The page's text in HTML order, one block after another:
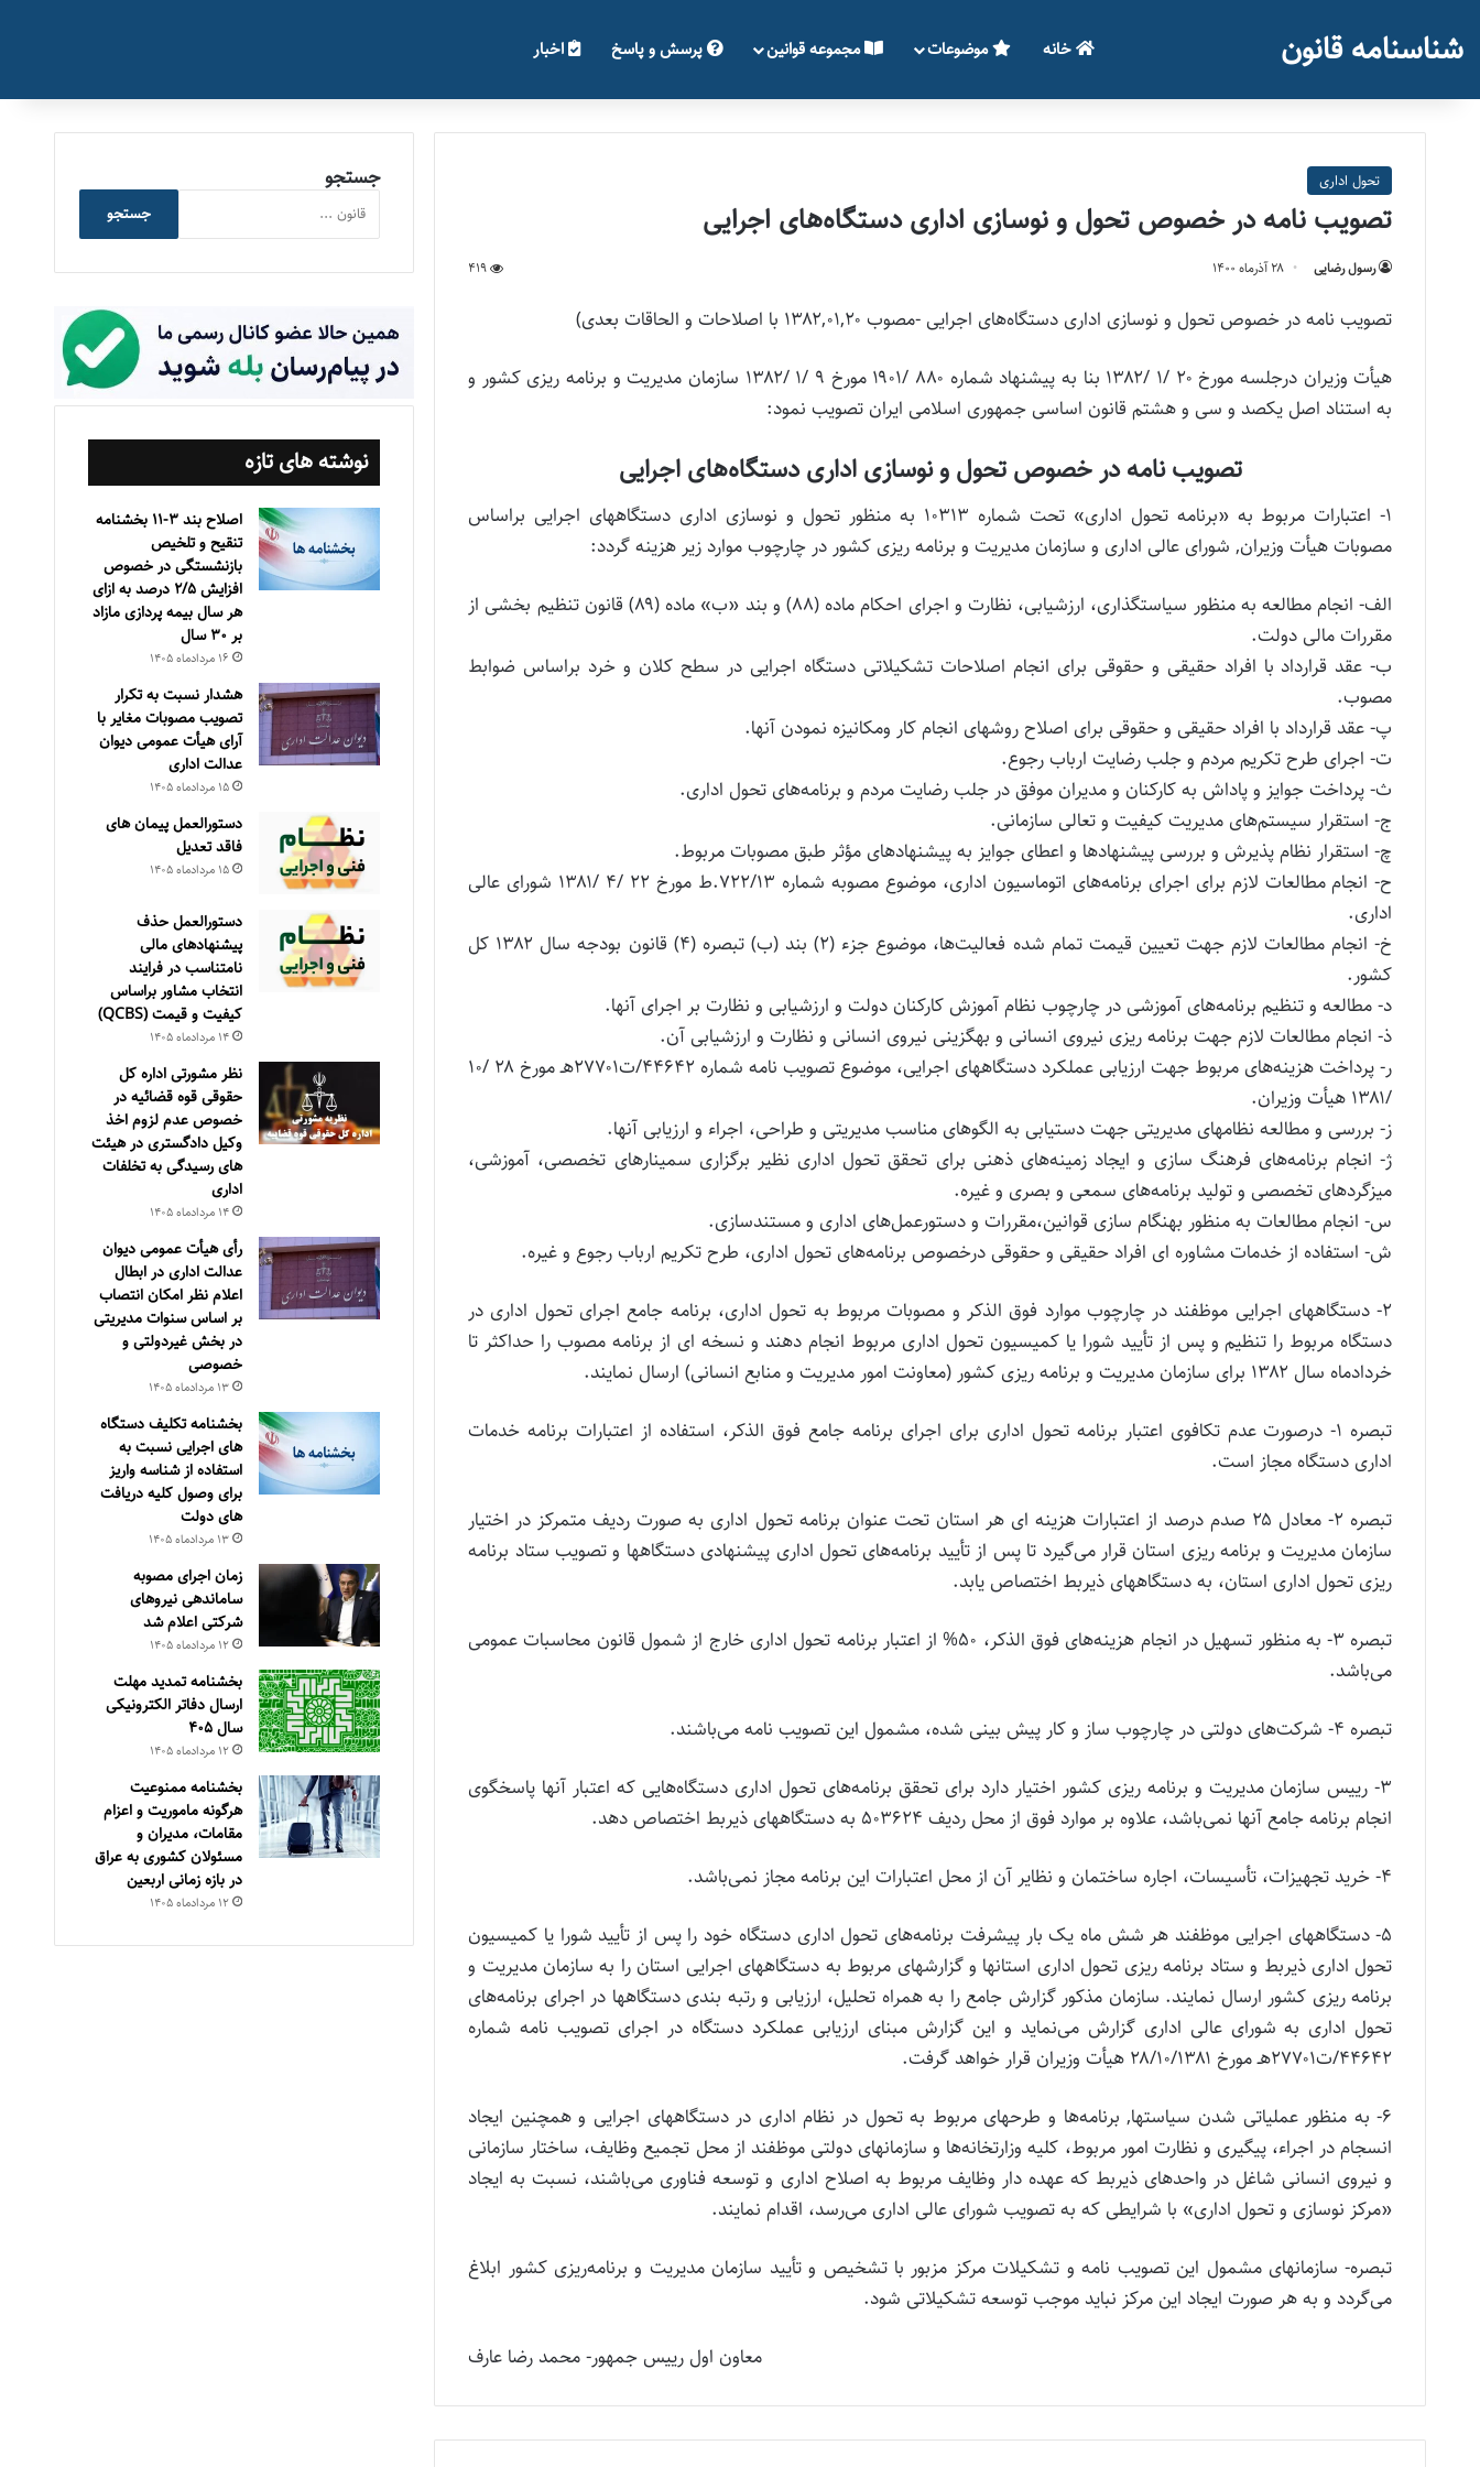
شناسنامه قانون خانه موضوعات مجموعه قوانین پرسش و پاسخ اخبار
تحول اداری
تصویب نامه در خصوص تحول و نوسازی اداری دستگاه‌های اجرایی
رسول رضایی ۲۸ آذر‌ماه ۱۴۰۰ 419
تصویب نامه در خصوص تحول و نوسازی اداری دستگاه‌های اجرایی -مصوب ۱۳۸۲,۰۱,۲۰ با اصلاحات و الحاقات بعدی)
هیأ‌ت و‌زیران درجلسه مورخ ۲۰ /۱ /۱۳۸۲ بنا به پیشنهاد شماره ۸۸۰ /۱۹۰۱ مورخ ۹ /۱ /۱۳۸۲ سازمان مدیریت و برنامه ریزی کشور و
به استناد اصل یکصد و سی و هشتم قانون اساسی جمهوری اسلامی ایران تصویب نمود:
تصویب نامه در خصوص تحول و نوسازی اداری دستگاه‌های اجرایی
۱- اعتبارات مربوط به «برنامه تحول اداری» تحت شماره ۱۰۳۱۳ به منظور تحول و نوسازی اداری دستگاههای اجرایی براساس
مصوبات هیأ‌ت و‌زیران, شورای عالی اداری و سازمان مدیریت و برنامه ریزی کشور در چارچوب موارد زیر هزینه گردد:
الف- انجام مطالعه به منظور سیاستگذاری، ارزشیابی، نظارت و اجرای احکام ماده (۸۸) و بند «ب» ماده (۸۹) قانون تنظیم بخشی از
مقررات مالی دو‌لت.
ب- عقد قرارداد با افراد حقیقی و حقوقی برای انجام اصلاحات تشکیلاتی دستگاه اجرایی در سطح کلان و خرد براساس ضوابط
مصوب.
پ- عقد قرارداد با افراد حقیقی و حقوقی برای اصلاح رو‌شهای انجام کار و‌مکانیزه نمودن آنها.
ت- اجرای طرح تکریم مردم و جلب رضایت ارباب رجوع.
ث- پرداخت جوایز و پاداش به کارکنان و مدیران موفق در جلب رضایت مردم و برنامه‌های تحول اداری.
ج- استقرار سیستم‌های مدیریت کیفیت و تعالی سازمانی.
چ- استقرار نظام پذیرش و بررسی پیشنهادها و اعطای جوایز به پیشنهادهای مؤثر طبق مصوبات مربوط.
ح- انجام مطالعات لازم برای اجرای برنامه‌های اتوماسیون اداری، موضوع مصوبه شماره ۷۲۲/۱۳.ط مورخ ۲۲ /۴ /۱۳۸۱ شورای عالی
اداری.
خ- انجام مطالعات لازم جهت تعیین قیمت تمام شده فعالیت‌ها، موضوع جزﺀ (۲) بند (ب) تبصره (۴) قانون بودجه سال ۱۳۸۲ کل
کشور.
د- مطالعه و تنظیم برنامه‌های آموزشی در چارچوب نظام آموزش کارکنان دو‌لت و ارزشیابی و نظارت بر اجرای آنها.
ذ- انجام مطالعات لازم جهت برنامه ریزی نیرو‌ی انسانی و بهگزینی نیرو‌ی انسانی و نظارت و ارزشیابی آن.
ر- پرداخت هزینه‌های مربوط جهت ارزیابی عملکرد دستگاههای اجرایی، موضوع تصویب نامه شماره ۴۴۶۴۲/ت۲۷۷۰۱هـ مورخ ۲۸ /۱۰
/۱۳۸۱ هیأ‌ت و‌زیران.
ز- بررسی و مطالعه نظامهای مدیریتی جهت دستیابی به الگوهای مناسب مدیریتی و طراحی، اجراء و ارزیابی آنها.
ژ- انجام برنامه‌های فرهنگ سازی و ایجاد زمینه‌های ذهنی برای تحقق تحول اداری نظیر برگزاری سمینارهای تخصصی، آموزشی،
میزگردهای تخصصی و تولید برنامه‌های سمعی و بصری و غیره.
س- انجام مطالعات به منظور بهنگام سازی قوانین،مقررات و دستورعمل‌های اداری و مستندسازی.
ش- استفاده از خدمات مشاو‌ره ای افراد حقیقی و حقوقی درخصوص برنامه‌های تحول اداری، طرح تکریم ارباب رجوع و غیره.
۲- دستگاههای اجرایی موظفند در چارچوب موارد فوق الذکر و مصوبات مربوط به تحول اداری، برنامه جامع اجرای تحول اداری در
دستگاه مربوط را تنظیم و پس از تأ‌یید شورا یا کمیسیون تحول اداری مربوط انجام دهند و نسخه ای از برنامه مصوب را حداکثر تا
خردادماه سال ۱۳۸۲ برای سازمان مدیریت و برنامه ریزی کشور (معاو‌نت امور مدیریت و منابع انسانی) ارسال نمایند.
تبصره ۱- درصورت عدم تکافوی اعتبار برنامه تحول اداری برای اجرای برنامه جامع فوق الذکر، استفاده از اعتبارات برنامه خدمات
اداری دستگاه مجاز است.
تبصره ۲- معادل ۲۵ صدم درصد از اعتبارات هزینه ای هر استان تحت عنوان برنامه تحول اداری به صورت ردیف متمرکز در اختیار
سازمان مدیریت و برنامه ریزی استان قرار می‌گیرد تا پس از تأ‌یید برنامه‌های تحول اداری پیشنهادی دستگاهها و تصویب ستاد برنامه
ریزی تحول اداری استان، به دستگاههای ذیربط اختصاص یابد.
تبصره ۳- به منظور تسهیل در انجام هزینه‌های فوق الذکر، ۵۰% از اعتبار برنامه تحول اداری خارج از شمول قانون محاسبات عمومی
می‌باشد.
تبصره ۴- شرکت‌های دو‌لتی در چارچوب ساز و کار پیش‌ بینی شده، مشمول این تصویب نامه می‌باشند.
۳- رییس سازمان مدیریت و برنامه ریزی کشور اختیار دارد برای تحقق برنامه‌های تحول اداری دستگاه‌هایی که اعتبار آنها پاسخگوی
انجام برنامه جامع آنها نمی‌باشد، علاو‌ه بر موارد فوق از محل ردیف ۵۰۳۶۲۴ به دستگاههای ذیربط اختصاص دهد.
۴- خرید تجهیزات، تأ‌سیسات، اجاره ساختمان و نظایر آن از محل اعتبارات این برنامه مجاز نمی‌باشد.
۵- دستگاههای اجرایی موظفند هر شش ماه یک بار پیشرفت برنامه‌های تحول اداری دستگاه خود را پس از تأ‌یید شورا یا کمیسیون
تحول اداری ذیربط و ستاد برنامه ریزی تحول اداری استانها و گزارشهای مربوط به دستگاههای اجرایی استان را به سازمان مدیریت و
برنامه ریزی کشور ارسال نمایند. سازمان مذکور گزارش جامع را به همراه تحلیل، ارزیابی و رتبه بندی دستگاهها در اجرای برنامه‌های
تحول اداری به شورای عالی اداری گزارش می‌نماید و این گزارش مبنای ارزیابی عملکرد دستگاه در اجرای تصویب نامه شماره
۴۴۶۴۲/ت۲۷۷۰۱هـ مورخ ۲۸/۱۰/۱۳۸۱ هیأ‌ت و‌زیران قرار خواهد گرفت.
۶- به منظور عملیاتی شدن سیاستها, برنامه‌ها و طرحهای مربوط به تحول در نظام اداری در دستگاههای اجرایی و همچنین ایجاد
انسجام در اجراء، پیگیری و نظارت امور مربوط، کلیه و‌زارتخانه‌ها و سازمانهای دو‌لتی موظفند از محل تجمیع و‌ظایف، ساختار سازمانی
و نیرو‌ی انسانی شاغل در و‌احدهای ذیربط که عهده دار و‌ظایف مربوط به اصلاح اداری و توسعه فناو‌ری می‌باشند، نسبت به ایجاد
«مرکز نوسازی و تحول اداری» با شرایطی که به تصویب شورای عالی اداری می‌رسد، اقدام نمایند.
تبصره- سازمانهای مشمول این تصویب نامه و تشکیلات مرکز مزبور با تشخیص و تأ‌یید سازمان مدیریت و برنامه‌ریزی کشور ابلاغ
می‌گردد و به هر صورت ایجاد این مرکز نباید موجب توسعه تشکیلاتی شود.
معاون اول رییس جمهور- محمد رضا عارف
جستجو
جستجو
نوشته های تازه
اصلاح بند ۳‏-۱۱ بخشنامه
تنقیح و تلخیص
بازنشستگی در خصوص
افزایش ۵‏‏‏‏‏‏‏‏‏/۲ درصد به ازای
هر سال بیمه پردازی مازاد
بر ۳۰‏ سال
۱۶ مرداد‌ماه ۱۴۰۵
هشدار نسبت به تکرار
تصویب مصوبات مغایر با
آرای هیأت عمومی دیوان
عدالت اداری
۱۵ مرداد‌ماه ۱۴۰۵
دستورالعمل پیمان های
فاقد تعدیل
۱۵ مرداد‌ماه ۱۴۰۵
دستورالعمل حذف
پيشنهادهای مالی
نامتناسب در فرايند
انتخاب مشاور براساس
كيفيت و قيمت (QCBS)
۱۴ مرداد‌ماه ۱۴۰۵
نظر مشورتی اداره کل
حقوقی قوه قضائیه در
خصوص عدم لزوم اخذ
وکیل دادگستری در هیئت
های رسیدگی به تخلفات
اداری
۱۴ مرداد‌ماه ۱۴۰۵
رأی هیأت عمومی دیوان
عدالت اداری در ابطال
اعلام نظر امکان انتصاب
بر اساس سنوات مدیریتی
در بخش غیردولتی و
خصوصی
۱۳ مرداد‌ماه ۱۴۰۵
بخشنامه تکلیف دستگاه
های اجرایی نسبت به
استفاده از شناسه واریز
برای وصول کلیه دریافت
های دولت
۱۳ مرداد‌ماه ۱۴۰۵
زمان اجرای مصوبه
ساماندهی نیروهای
شرکتی اعلام شد
۱۲ مرداد‌ماه ۱۴۰۵
بخشنامه تمدید مهلت
ارسال دفاتر الکترونیکی
سال ۴۰۵
۱۲ مرداد‌ماه ۱۴۰۵
بخشنامه ممنوعیت
هرگونه ماموریت و اعزام
مقامات، مدیران و
مسئولان کشوری به عراق
در بازه زمانی اربعین
۱۲ مرداد‌ماه ۱۴۰۵